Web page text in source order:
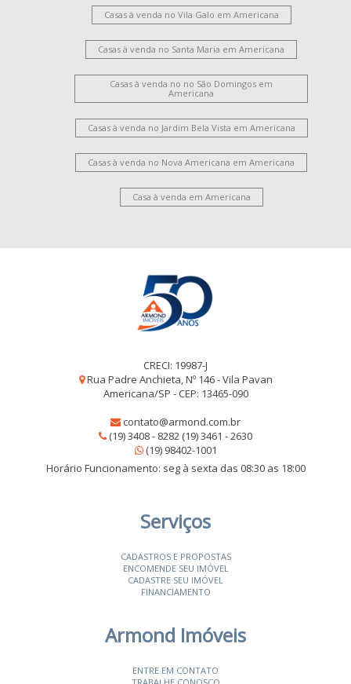
Casas à venda no Vila Galo em Americana
Casas à venda no Santa Maria em Americana
Casas à venda no no São Domingos em
Americana
Casas à venda no Jardim Bela Vista em Americana
Casas à venda no Nova Americana em Americana
Casa à venda em Americana
CRECI: 19987-J
Rua Padre Anchieta, Nº 146 - Vila Pavan
Americana/SP - CEP: 13465-090
contato@armond.com.br
(19) 3408 - 8282 (19) 3461 - 2630
(19) 98402-1001
Horário Funcionamento: seg à sexta das 08:30 as 18:00
Serviços
CADASTROS E PROPOSTAS
ENCOMENDE SEU IMÓVEL
CADASTRE SEU IMÓVEL
FINANCIAMENTO
Armond Imóveis
ENTRE EM CONTATO